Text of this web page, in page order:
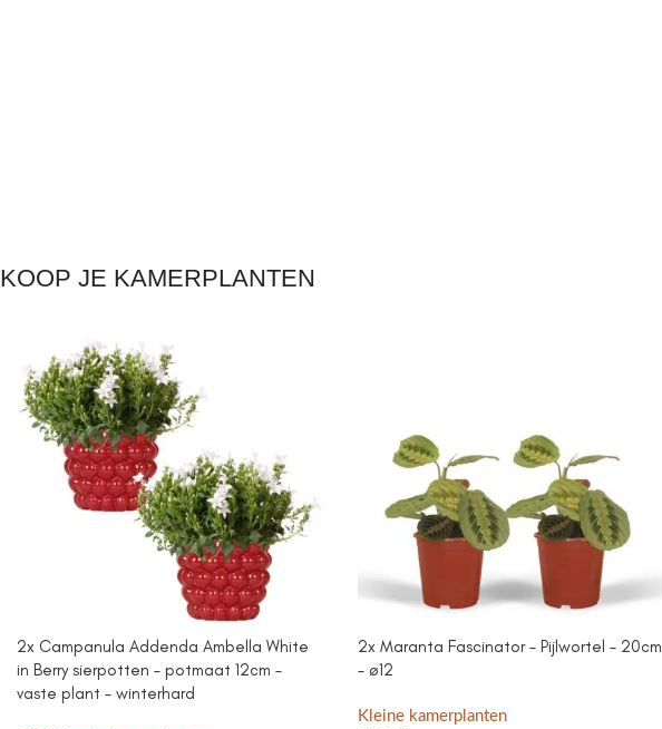
KOOP JE KAMERPLANTEN
2x Campanula Addenda Ambella White
in Berry sierpotten – potmaat 12cm –
vaste plant – winterhard
2x Maranta Fascinator – Pijlwortel – 20cm
– ø12
Kleine kamerplanten